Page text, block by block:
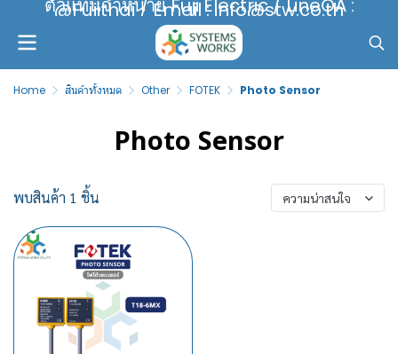
ตัวแทนจำหน่าย Fuji Electric / LineOA :
@Fujithai / Email : info@stw.co.th
Home สินค้าทั้งหมด Other FOTEK Photo Sensor
Photo Sensor
พบสินค้า 1 ชิ้น ความน่าสนใจ